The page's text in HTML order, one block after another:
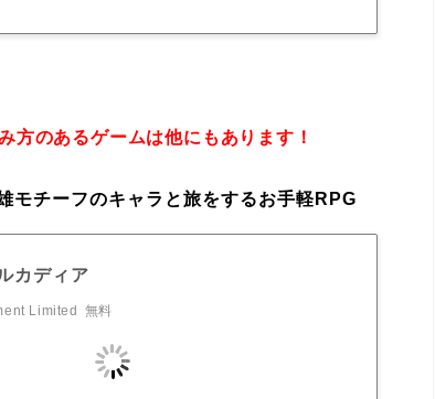
方のあるゲームは他にもあります！
モチーフのキャラと旅をするお手軽RPG
カディア
Limited 無料